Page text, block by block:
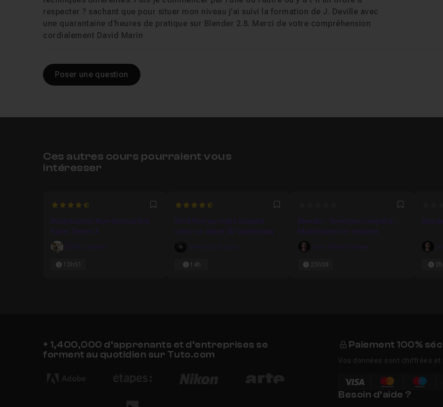
respecter ? sachant que pour situer mon niveau j'ai suivi la formation de J. Deville avec
une quarantaine d'heures de pratique sur Blender 2.8. Merci de votre compréhension
cordialement David Marin
Poser une question
Ces autres cours pourraient vous
intéresser
4.625 Favori
Modélisation Non-destructive -
Razer Seiren X
Cédric Lepiller
13h51
4.8333333333333 Favori
Workflow jeu vidéo complet :
créez un asset 3D Gameready
Jimmy Le Duigou
14h
Favori
Blender - formation complète -
Modélisation et textures
Jean-Michel Rosee
23h38
+ 1,400,000 d’apprenants et d’entreprises se
forment au quotidien sur Tuto.com
Paiement 100%
Vos données sont chiffrées
Besoin d’aide ?